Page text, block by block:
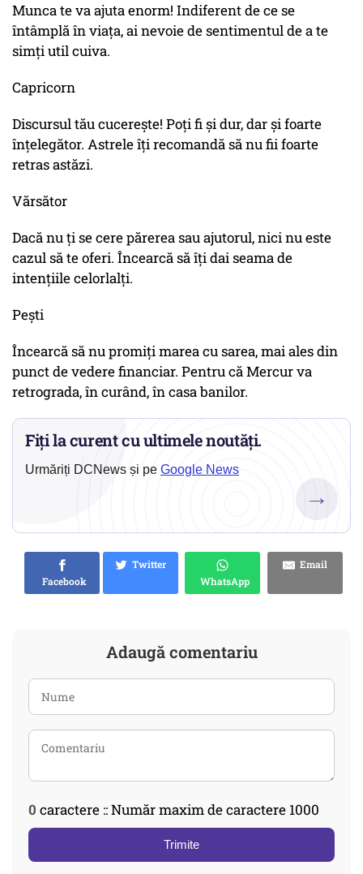
Munca te va ajuta enorm! Indiferent de ce se
întâmplă în viața, ai nevoie de sentimentul de a te
simți util cuiva.
Capricorn
Discursul tău cucerește! Poți fi și dur, dar și foarte
înțelegător. Astrele îți recomandă să nu fii foarte
retras astăzi.
Vărsător
Dacă nu ți se cere părerea sau ajutorul, nici nu este
cazul să te oferi. Încearcă să îți dai seama de
intențiile celorlalți.
Pești
Încearcă să nu promiți marea cu sarea, mai ales din
punct de vedere financiar. Pentru că Mercur va
retrograda, în curând, în casa banilor.
Fiți la curent cu ultimele noutăți.
Urmăriți DCNews și pe Google News
→
Facebook
Twitter
WhatsApp
Email
Adaugă comentariu
0 caractere :: Număr maxim de caractere 1000
Trimite